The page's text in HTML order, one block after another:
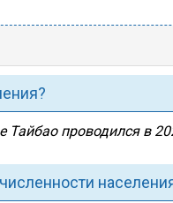
Тайбао проводился в